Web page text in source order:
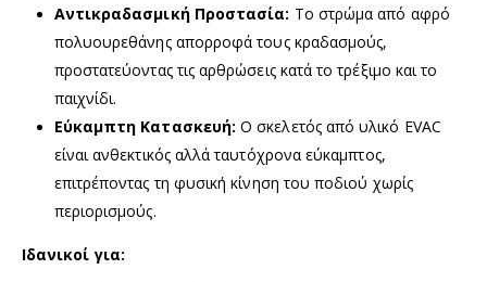
Αντικραδασμική Προστασία: Το στρώμα από αφρό
πολυουρεθάνης απορροφά τους κραδασμούς,
προστατεύοντας τις αρθρώσεις κατά το τρέξιμο και το
παιχνίδι.
Εύκαμπτη Κατασκευή: Ο σκελετός από υλικό EVAC
είναι ανθεκτικός αλλά ταυτόχρονα εύκαμπτος,
επιτρέποντας τη φυσική κίνηση του ποδιού χωρίς
περιορισμούς.
Ιδανικοί για: